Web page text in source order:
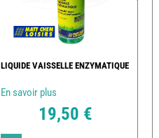
LIQUIDE VAISSELLE ENZYMATIQUE
En savoir plus
19,50 €